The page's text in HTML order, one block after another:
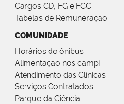
Cargos CD, FG e FCC
Tabelas de Remuneração
COMUNIDADE
Horários de ônibus
Alimentação nos campi
Atendimento das Clínicas
Serviços Contratados
Parque da Ciência